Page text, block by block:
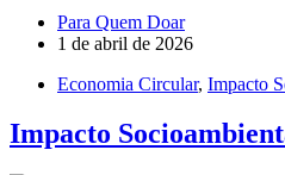
Para Quem Doar
1 de abril de 2026
Economia Circular, Impacto
Impacto